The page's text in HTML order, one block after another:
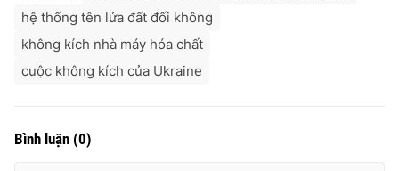
hệ thống tên lửa đất đối không
không kích nhà máy hóa chất
cuộc không kích của Ukraine
Bình luận (0)